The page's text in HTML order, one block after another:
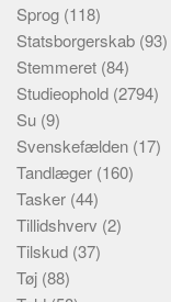
Sprog (118)
Statsborgerskab (93)
Stemmeret (84)
Studieophold (2794)
Su (9)
Svenskefælden (17)
Tandlæger (160)
Tasker (44)
Tillidshverv (2)
Tilskud (37)
Tøj (88)